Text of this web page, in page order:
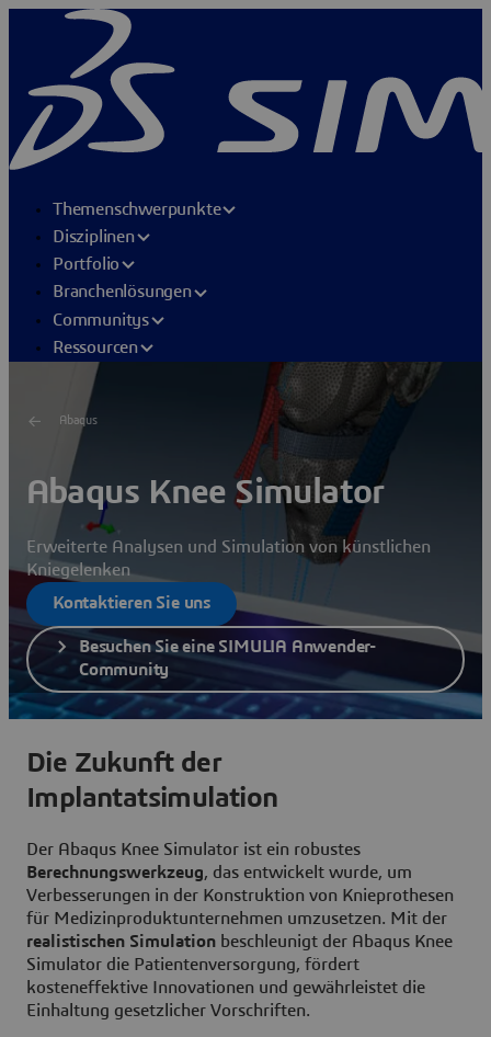
Themenschwerpunkte
Disziplinen
Portfolio
Branchenlösungen
Communitys
Ressourcen
Abaqus
Abaqus Knee Simulator
Erweiterte Analysen und Simulation von künstlichen
Kniegelenken
Kontaktieren Sie uns
Besuchen Sie eine SIMULIA Anwender-
Community
Die Zukunft der
Implantatsimulation
Der Abaqus Knee Simulator ist ein robustes
Berechnungswerkzeug, das entwickelt wurde, um
Verbesserungen in der Konstruktion von Knieprothesen
für Medizinproduktunternehmen umzusetzen. Mit der
realistischen Simulation beschleunigt der Abaqus Knee
Simulator die Patientenversorgung, fördert
kosteneffektive Innovationen und gewährleistet die
Einhaltung gesetzlicher Vorschriften.